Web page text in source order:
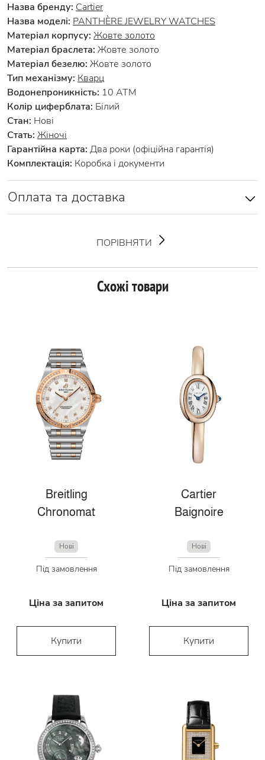
Назва бренду: Cartier
Назва моделі: PANTHÈRE JEWELRY WATCHES
Матеріал корпусу: Жовте золото
Матеріал браслета: Жовте золото
Матеріал безелю: Жовте золото
Тип механізму: Кварц
Водонепроникність: 10 АТМ
Колір циферблата: Білий
Стан: Нові
Стать: Жіночі
Гарантійна карта: Два роки (офіційна гарантія)
Комплектація: Коробка і документи
Оплата та доставка
ПОРІВНЯТИ
Схожі товари
Breitling
Chronomat
Нові
Під замовлення
Ціна за запитом
Купити
Cartier
Baignoire
Нові
Під замовлення
Ціна за запитом
Купити